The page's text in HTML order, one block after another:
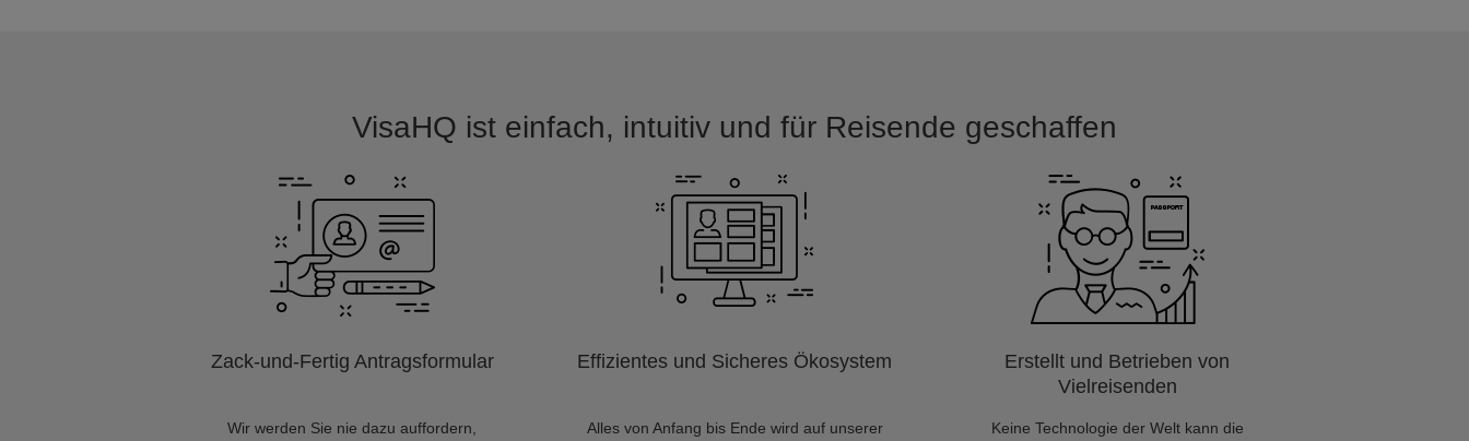
VisaHQ ist einfach, intuitiv und für Reisende geschaffen
Zack-und-Fertig Antragsformular
Wir werden Sie nie dazu auffordern,
Effizientes und Sicheres Ökosystem
Alles von Anfang bis Ende wird auf unserer
Erstellt und Betrieben von
Vielreisenden
Keine Technologie der Welt kann die